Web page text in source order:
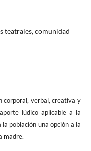
teatrales, comunidad
corporal, verbal, creativa y
lúdico aplicable a la
población una opción a la
madre.